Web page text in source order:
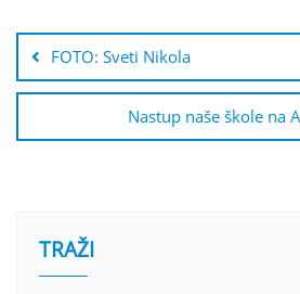
objava
FOTO: Sveti Nikola
Nastup naše škole na
TRAŽI